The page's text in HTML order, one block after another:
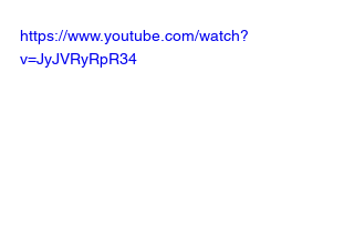
https://www.youtube.com/watch?
v=JyJVRyRpR34